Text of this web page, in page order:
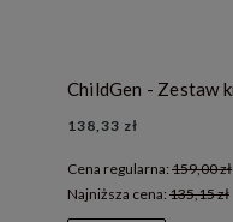
138,33 zł
Cena regularna: 159,00 zł
Najniższa cena: 135,15 zł